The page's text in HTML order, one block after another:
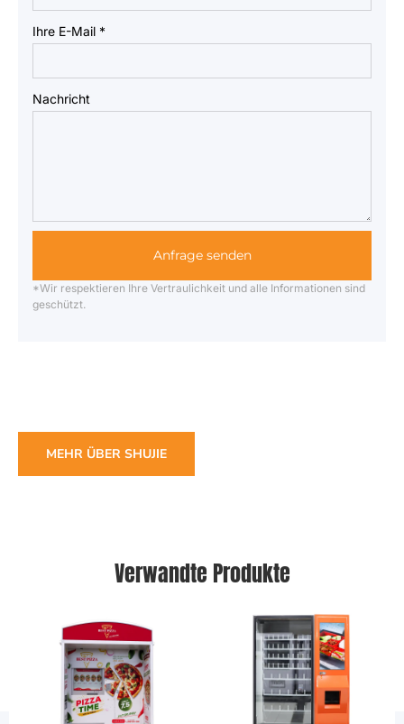
Ihre E-Mail *
Nachricht
Anfrage senden
*Wir respektieren Ihre Vertraulichkeit und alle Informationen sind
geschützt.
MEHR ÜBER SHUJIE
Verwandte Produkte